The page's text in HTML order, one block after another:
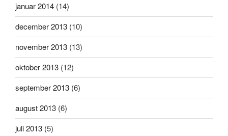
januar 2014 (14)
december 2013 (10)
november 2013 (13)
oktober 2013 (12)
september 2013 (6)
august 2013 (6)
juli 2013 (5)